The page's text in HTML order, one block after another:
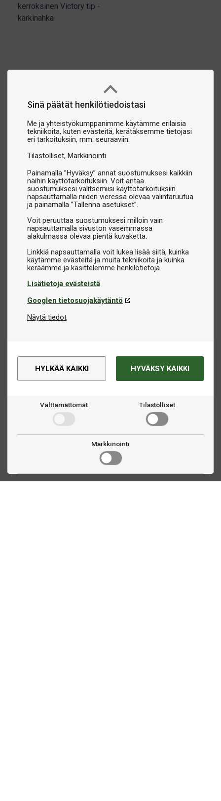
Sinä päätät henkilötiedoistasi
Me ja yhteistyökumppanimme käytämme erilaisia
tekniikoita, kuten evästeitä, kerätäksemme tietojasi
eri tarkoituksiin, mm. seuraaviin:
Tilastolliset Markkinointi
Painamalla ”Hyväksy” annat suostumuksesi kaikkiin
näihin käyttötarkoituksiin. Voit antaa
suostumuksesi valitsemiisi käyttötarkoituksiin
napsauttamalla niiden vieressä olevaa valintaruutua
ja painamalla ”Tallenna asetukset”.
Voit peruuttaa suostumuksesi milloin vain
napsauttamalla sivuston vasemmassa
alakulmassa olevaa pientä kuvaketta.
Linkkiä napsauttamalla voit lukea lisää siitä, kuinka
käytämme evästeitä ja muita tekniikoita ja kuinka
Lisätietoja evästeistä
Googlen tietosuojakäytäntö
Näytä tiedot
HYLKÄÄ KAIKKI HYVÄKSY KAIKKI
Välttämättömät Tilastolliset
Markkinointi
kerroksinen Victory tip -
kärkinahka